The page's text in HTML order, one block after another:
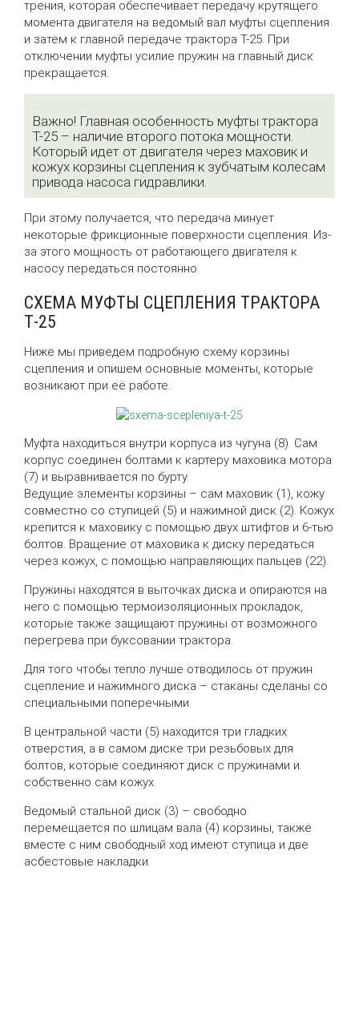
трения, которая обеспечивает передачу крутящего
момента двигателя на ведомый вал муфты сцепления
и затем к главной передаче трактора Т-25. При
отключении муфты усилие пружин на главный диск
прекращается.
Важно! Главная особенность муфты трактора
Т-25 – наличие второго потока мощности.
Который идет от двигателя через маховик и
кожух корзины сцепления к зубчатым колесам
привода насоса гидравлики.
При этому получается, что передача минует
некоторые фрикционные поверхности сцепления. Из-
за этого мощность от работающего двигателя к
насосу передаться постоянно.
СХЕМА МУФТЫ СЦЕПЛЕНИЯ ТРАКТОРА
Т-25
Ниже мы приведем подробную схему корзины
сцепления и опишем основные моменты, которые
возникают при её работе.
Муфта находиться внутри корпуса из чугуна (8). Сам
корпус соединен болтами к картеру маховика мотора
(7) и выравнивается по бурту.
Ведущие элементы корзины – сам маховик (1), кожу
совместно со ступицей (5) и нажимной диск (2). Кожух
крепится к маховику с помощью двух штифтов и 6-тью
болтов. Вращение от маховика к диску передаться
через кожух, с помощью направляющих пальцев (22).
Пружины находятся в выточках диска и опираются на
него с помощью термоизоляционных прокладок,
которые также защищают пружины от возможного
перегрева при буксовании трактора.
Для того чтобы тепло лучше отводилось от пружин
сцепление и нажимного диска – стаканы сделаны со
специальными поперечными.
В центральной части (5) находится три гладких
отверстия, а в самом диске три резьбовых для
болтов, которые соединяют диск с пружинами и
собственно сам кожух.
Ведомый стальной диск (3) – свободно
перемещается по шлицам вала (4) корзины, также
вместе с ним свободный ход имеют ступица и две
асбестовые накладки.